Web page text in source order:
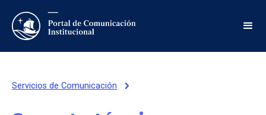
Servicios de Comunicación